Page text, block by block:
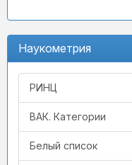
Наукометрия
РИНЦ
ВАК. Категории
Белый список